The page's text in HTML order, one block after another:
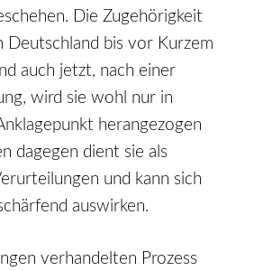
Die Zugehörigkeit
Deutschland bis vor Kurzem
auch jetzt, nach einer
wird sie wohl nur in
herangezogen
dagegen dient sie als
und kann sich
auswirken.
verhandelten Prozess